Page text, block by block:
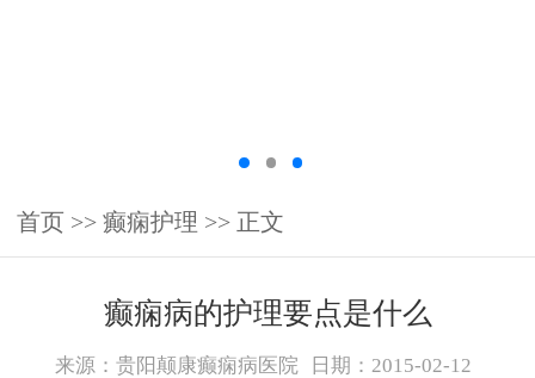
首页 >> 癫痫护理 >> 正文
癫痫病的护理要点是什么
来源：贵阳颠康癫痫病医院 日期：2015-02-12